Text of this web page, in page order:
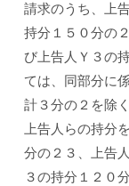
請求のうち、上
持分１５０分の
び上告人Ｙ３の
ては、同部分に
計３分の２を除
上告人らの持分
分の２３、上告
３の持分１２０